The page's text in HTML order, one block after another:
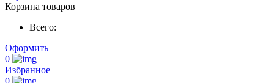
Корзина товаров
Всего:
Оформить
0
Избранное
0